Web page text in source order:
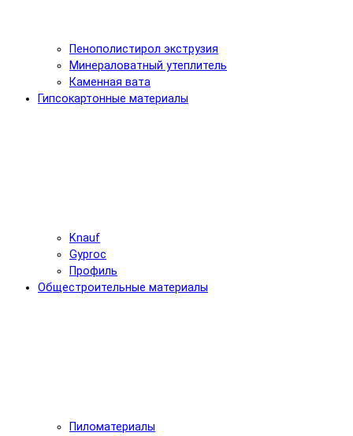
Пенополистирол экструзия
Минераловатный утеплитель
Каменная вата
Гипсокартонные материалы
Knauf
Gyproc
Профиль
Общестроительные материалы
Пиломатериалы